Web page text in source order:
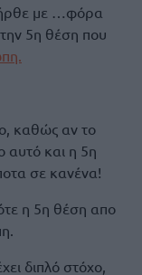
ήρθε με …φόρα
την 5η θέση που
καθώς αν το
αυτό και η 5η
σε κανένα!
η 5η θέση απο
διπλό στόχο,